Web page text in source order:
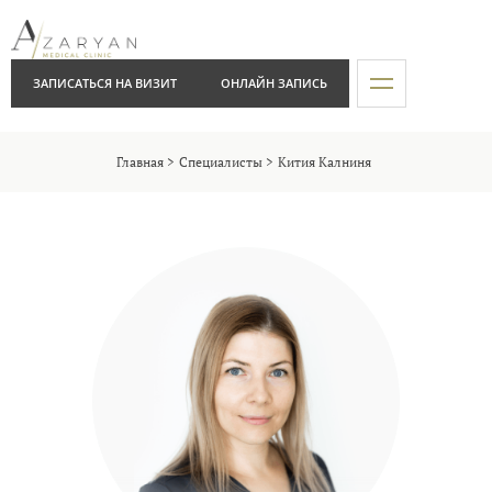
ЗАПИСАТЬСЯ НА ВИЗИТ ОНЛАЙН ЗАПИСЬ
Главная Специалисты Кития Калниня